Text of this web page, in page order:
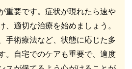
重要です。症状が現れたら速や
、適切な治療を始めましょう。
手術療法など、状態に応じた多
。自宅でのケアも重要で、適度